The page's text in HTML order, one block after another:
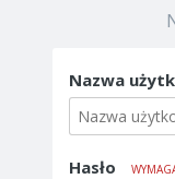
Nazwa
Hasło